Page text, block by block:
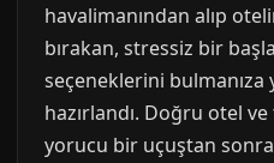
havalimanından alıp
bırakan, stressiz bir
seçeneklerini bulmanıza
hazırlandı. Doğru otel
yorucu bir uçuştan